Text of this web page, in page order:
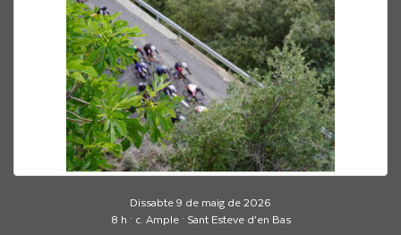
Dissabte 9 de maig de 2026
8 h · c. Ample · Sant Esteve d’en Bas